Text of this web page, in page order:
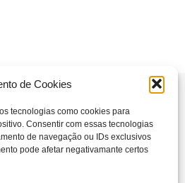
de Cookies
tecnologias como cookies para
Consentir com essas tecnologias
de navegação ou IDs exclusivos
pode afetar negativamante certos